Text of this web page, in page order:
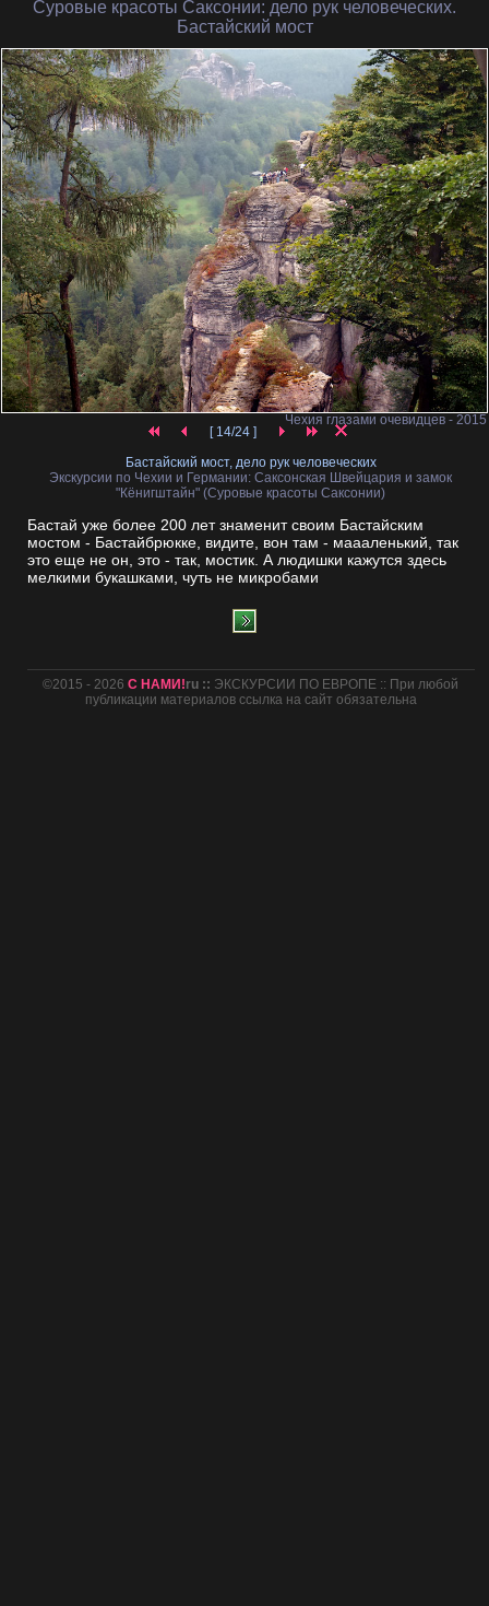
Суровые красоты Саксонии: дело рук человеческих.
Бастайский мост
Чехия глазами очевидцев - 2015
[ 14/24 ]
Бастайский мост, дело рук человеческих
Экскурсии по Чехии и Германии: Саксонская Швейцария и замок
"Кёнигштайн" (Суровые красоты Саксонии)
Бастай уже более 200 лет знаменит своим Бастайским
мостом - Бастайбрюкке, видите, вон там - маааленький, так
это еще не он, это - так, мостик. А людишки кажутся здесь
мелкими букашками, чуть не микробами
©2015 - 2026С НАМИ!ru :: ЭКСКУРСИИ ПО ЕВРОПЕ :: При любой
публикации материалов ссылка на сайт обязательна